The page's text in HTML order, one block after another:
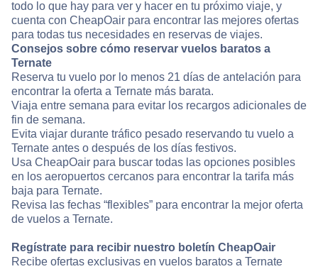
todo lo que hay para ver y hacer en tu próximo viaje, y
cuenta con CheapOair para encontrar las mejores ofertas
para todas tus necesidades en reservas de viajes.
Consejos sobre cómo reservar vuelos baratos a
Ternate
Reserva tu vuelo por lo menos 21 días de antelación para
encontrar la oferta a Ternate más barata.
Viaja entre semana para evitar los recargos adicionales de
fin de semana.
Evita viajar durante tráfico pesado reservando tu vuelo a
Ternate antes o después de los días festivos.
Usa CheapOair para buscar todas las opciones posibles
en los aeropuertos cercanos para encontrar la tarifa más
baja para Ternate.
Revisa las fechas “flexibles” para encontrar la mejor oferta
de vuelos a Ternate.
Regístrate para recibir nuestro boletín CheapOair
Recibe ofertas exclusivas en vuelos baratos a Ternate